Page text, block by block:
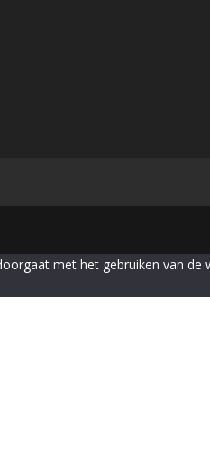
met het gebruiken van